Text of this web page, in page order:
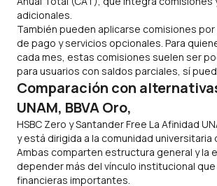
adicionales.
También pueden aplicarse comisiones
de pago y servicios opcionales. Para
cada mes, estas comisiones suelen ser
para usuarios con saldos parciales, sí
Comparación con
UNAM, BBVA Oro,
HSBC Zero y Santander Free La Afinidad
y está dirigida a la comunidad universitaria
Ambas comparten estructura general y la
depender más del vínculo institucional
financieras importantes.